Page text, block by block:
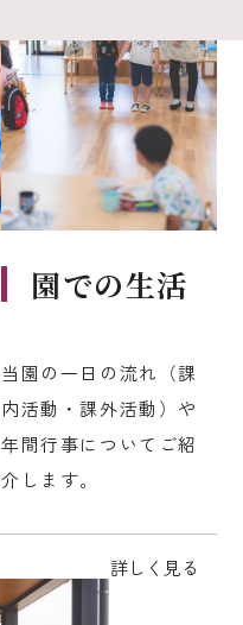
園での生活
当園の一日の流れ（課
内活動・課外活動）や
年間行事についてご紹
介します。
詳しく見る